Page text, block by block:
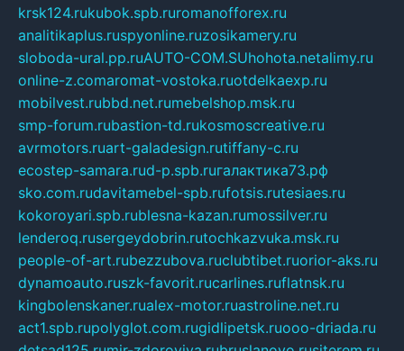
krsk124.rukubok.spb.ruromanofforex.ru
analitikaplus.ruspyonline.ruzosikamery.ru
sloboda-ural.pp.ruAUTO-COM.SUhohota.netalimy.ru
online-z.comaromat-vostoka.ruotdelkaexp.ru
mobilvest.rubbd.net.rumebelshop.msk.ru
smp-forum.rubastion-td.rukosmoscreative.ru
avrmotors.ruart-galadesign.rutiffany-c.ru
ecostep-samara.rud-p.spb.ruгалактика73.рф
sko.com.rudavitamebel-spb.rufotsis.rutesiaes.ru
kokoroyari.spb.rublesna-kazan.rumossilver.ru
lenderoq.rusergeydobrin.rutochkazvuka.msk.ru
people-of-art.rubezzubova.ruclubtibet.ruorior-aks.ru
dynamoauto.ruszk-favorit.rucarlines.ruflatnsk.ru
kingbolenskaner.rualex-motor.ruastroline.net.ru
act1.spb.rupolyglot.com.rugidlipetsk.ruooo-driada.ru